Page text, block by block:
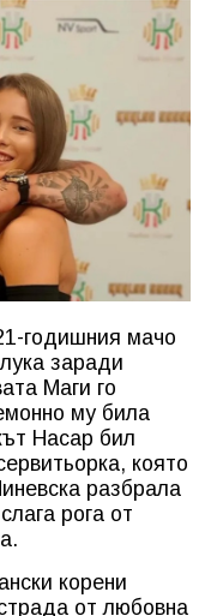
годишния мачо
заради
Маги го
му била
Насар бил
която
разбрала
рога от
корени
от любовна